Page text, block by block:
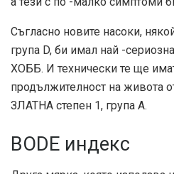
Съгласно новите насоки,
група D, би имал най -
ХОББ. И технически те ще
продължителност на живота
ЗЛАТНА степен 1, група А.
BODE индекс